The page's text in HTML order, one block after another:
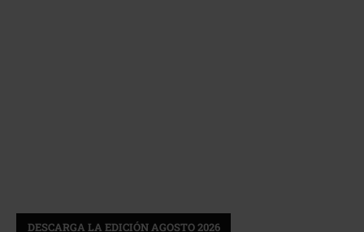
DESCARGA LA EDICIÓN AGOSTO 2026